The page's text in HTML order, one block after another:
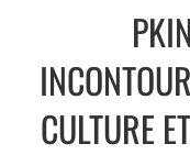
CULTURE